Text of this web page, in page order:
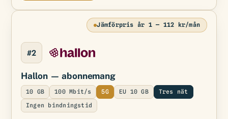
Jämförpris år 1 — 112 kr/mån
#2
Hallon— abonnemang
10 GB 100 Mbit/s 5G EU 10 GB
Tres nät
Ingen bindningstid